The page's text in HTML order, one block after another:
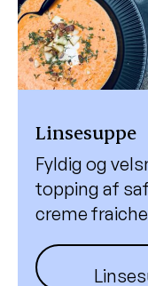
Linsesuppe
Fyldig og
topping af
creme fraiche